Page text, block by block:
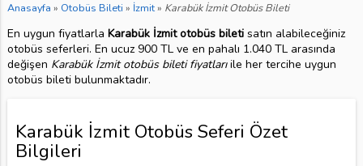
Anasayfa » Otobüs Bileti » İzmit» Karabük İzmit Otobüs Bileti
En uygun fiyatlarla Karabük İzmit otobüs biletisatın alabileceğiniz
otobüs seferleri. En ucuz 900 TL ve en pahalı 1.040 TL arasında
değişen Karabük İzmit otobüs bileti fiyatlarıile her tercihe uygun
otobüs bileti bulunmaktadır.
Karabük İzmit Otobüs Seferi Özet
Bilgileri